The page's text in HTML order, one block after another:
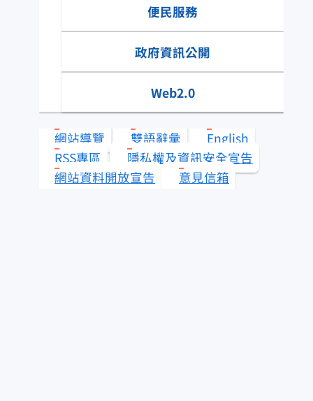
便民服務
政府資訊公開
Web2.0
網站導覽 雙語辭彙
English
RSS專區
隱私權及資訊安全宣告
網站資料開放宣告
意見信箱
水產知識快搜
網具類有那些種
類？
水產知識淺說
其它漁業